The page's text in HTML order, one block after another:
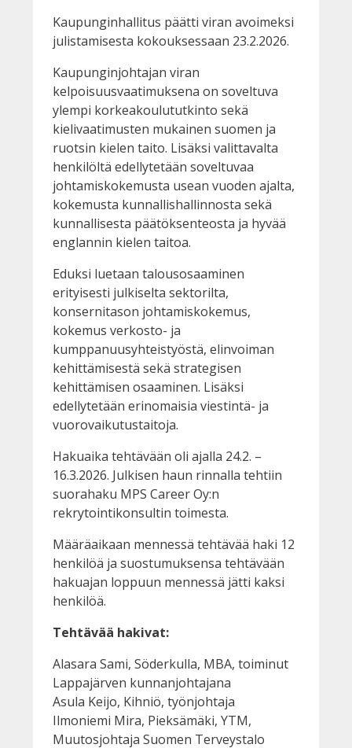
Kaupunginhallitus päätti viran avoimeksi
julistamisesta kokouksessaan 23.2.2026.
Kaupunginjohtajan viran
kelpoisuusvaatimuksena on soveltuva
ylempi korkeakoulututkinto sekä
kielivaatimusten mukainen suomen ja
ruotsin kielen taito. Lisäksi valittavalta
henkilöltä edellytetään soveltuvaa
johtamiskokemusta usean vuoden ajalta,
kokemusta kunnallishallinnosta sekä
kunnallisesta päätöksenteosta ja hyvää
englannin kielen taitoa.
Eduksi luetaan talousosaaminen
erityisesti julkiselta sektorilta,
konsernitason johtamiskokemus,
kokemus verkosto- ja
kumppanuusyhteistyöstä, elinvoiman
kehittämisestä sekä strategisen
kehittämisen osaaminen. Lisäksi
edellytetään erinomaisia viestintä- ja
vuorovaikutustaitoja.
Hakuaika tehtävään oli ajalla 24.2. –
16.3.2026. Julkisen haun rinnalla tehtiin
suorahaku MPS Career Oy:n
rekrytointikonsultin toimesta.
Määräaikaan mennessä tehtävää haki 12
henkilöä ja suostumuksensa tehtävään
hakuajan loppuun mennessä jätti kaksi
henkilöä.
Tehtävää hakivat:
Alasara Sami, Söderkulla, MBA, toiminut
Lappajärven kunnanjohtajana
Asula Keijo, Kihniö, työnjohtaja
Ilmoniemi Mira, Pieksämäki, YTM,
Muutosjohtaja Suomen Terveystalo